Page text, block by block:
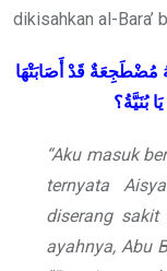
dikisahkan al-Bara’
مُضْطَجِعَةٌ قَدْ أَصَابَتْهَا
يَا بُنَيَّةُ؟
“Aku masuk
ternyata
diserang
ayahnya, Abu